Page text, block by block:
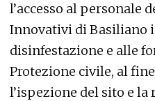
l’accesso al personale
Innovativi di Basiliano
disinfestazione e alle
Protezione civile, al
l’ispezione del sito e